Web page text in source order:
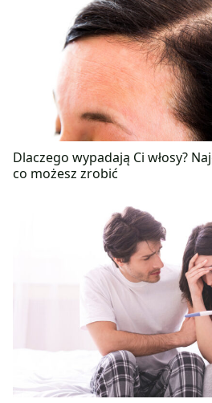
Dlaczego wypadają Ci włosy?
co możesz zrobić